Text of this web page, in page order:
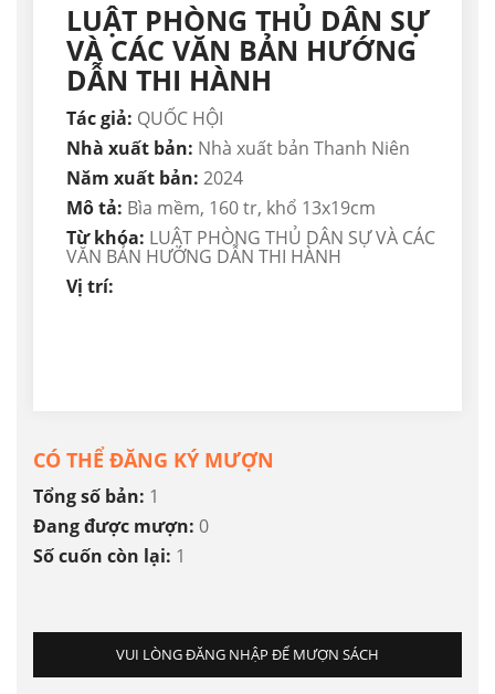
LUẬT PHÒNG THỦ DÂN SỰ
VÀ CÁC VĂN BẢN HƯỚNG
DẪN THI HÀNH
Tác giả: QUỐC HỘI
Nhà xuất bản: Nhà xuất bản Thanh Niên
Năm xuất bản: 2024
Mô tả: Bìa mềm, 160 tr, khổ 13x19cm
Từ khóa: LUẬT PHÒNG THỦ DÂN SỰ VÀ CÁC
VĂN BẢN HƯỚNG DẪN THI HÀNH
Vị trí:
CÓ THỂ ĐĂNG KÝ MƯỢN
Tổng số bản: 1
Đang được mượn: 0
Số cuốn còn lại: 1
VUI LÒNG ĐĂNG NHẬP ĐỂ MƯỢN SÁCH